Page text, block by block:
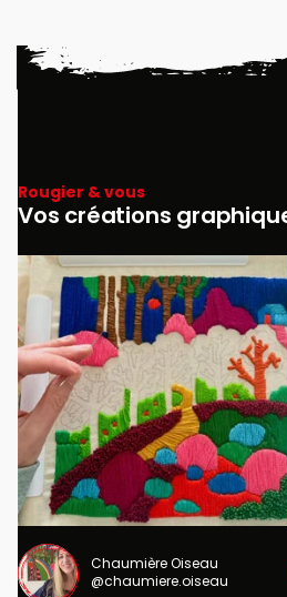
Rougier & vous
Vos créations
Chaumière Oiseau
@chaumiere.oiseau